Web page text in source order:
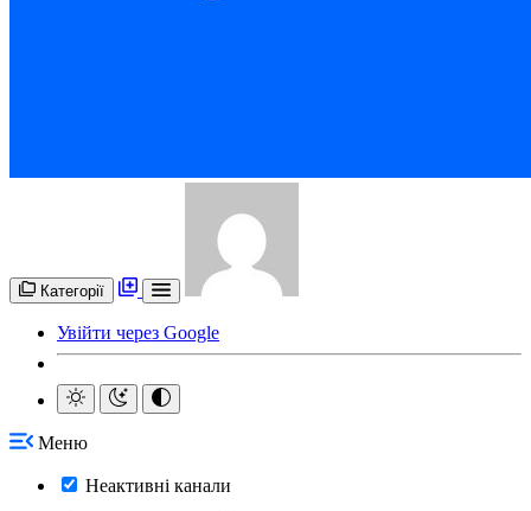
Категорії
Увійти через Google
Меню
Неактивні канали